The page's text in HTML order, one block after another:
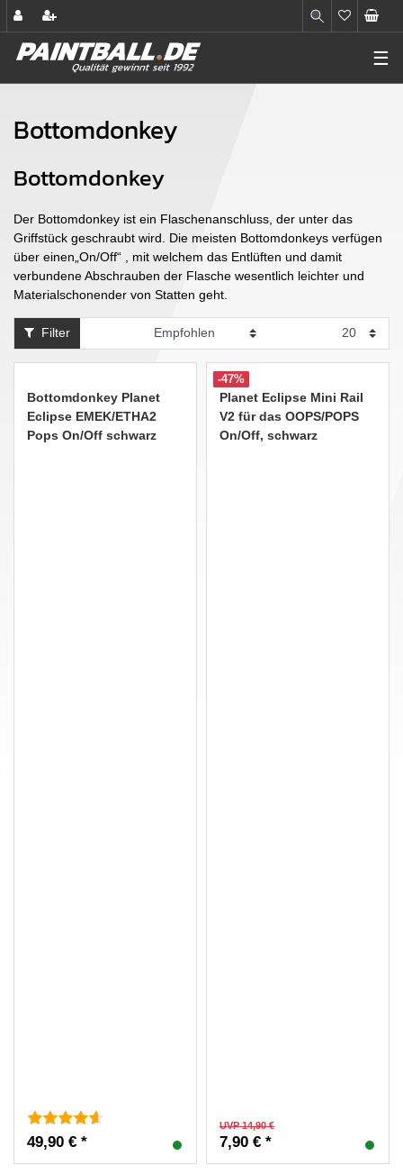
☰
Bottomdonkey
Bottomdonkey
Der Bottomdonkey ist ein Flaschenanschluss, der unter das
Griffstück geschraubt wird. Die meisten Bottomdonkeys verfügen
über einen„On/Off“ , mit welchem das Entlüften und damit
verbundene Abschrauben der Flasche wesentlich leichter und
Materialschonender von Statten geht.
Filter
Bottomdonkey Planet
Eclipse EMEK/ETHA2
Pops On/Off schwarz
49,90 € *
-47%
Planet Eclipse Mini Rail
V2 für das OOPS/POPS
On/Off, schwarz
UVP 14,90 €
7,90 € *